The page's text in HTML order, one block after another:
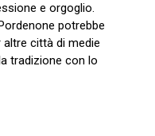
e orgoglio.
potrebbe
città di medie
tradizione con lo